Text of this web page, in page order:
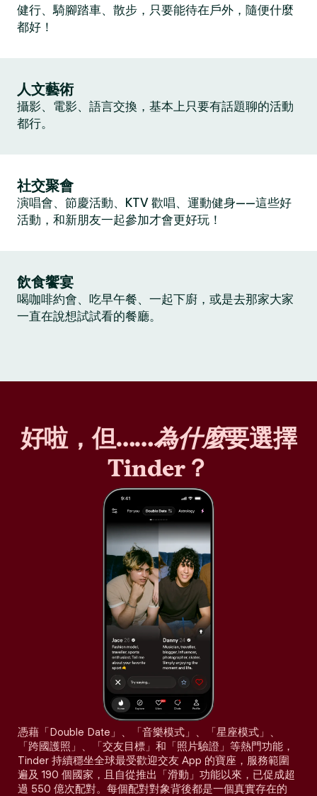
健行、騎腳踏車、散步，只要能待在戶外，隨便什麼
都好！
人文藝術
攝影、電影、語言交換，基本上只要有話題聊的活動
都行。
社交聚會
演唱會、節慶活動、KTV 歡唱、運動健身——這些好
活動，和新朋友一起參加才會更好玩！
飲食饗宴
喝咖啡約會、吃早午餐、一起下廚，或是去那家大家
一直在說想試試看的餐廳。
好啦，但……為什麼要選擇
Tinder？
憑藉「Double Date」、「音樂模式」、「星座模式」、
「跨國護照」、「交友目標」和「照片驗證」等熱門功能，
Tinder 持續穩坐全球最受歡迎交友 App 的寶座，服務範圍
遍及 190 個國家，且自從推出「滑動」功能以來，已促成超
過 550 億次配對。每個配對對象背後都是一個真實存在的